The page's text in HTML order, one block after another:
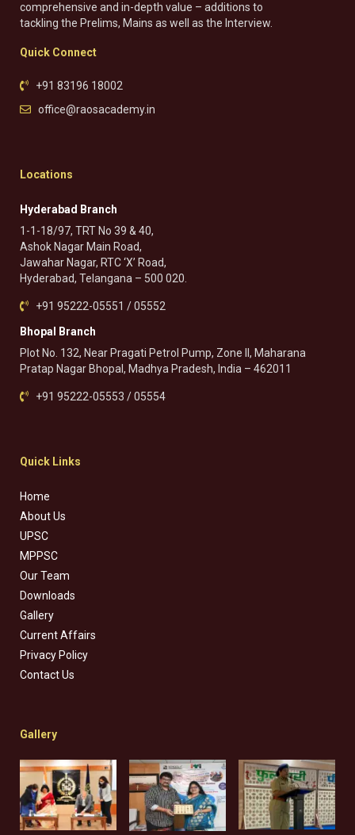
comprehensive and in-depth value – additions to
tackling the Prelims, Mains as well as the Interview.
Quick Connect
+91 83196 18002
office@raosacademy.in
Locations
Hyderabad Branch
1-1-18/97, TRT No 39 & 40,
Ashok Nagar Main Road,
Jawahar Nagar, RTC ‘X’ Road,
Hyderabad, Telangana – 500 020.
+91 95222-05551 / 05552
Bhopal Branch
Plot No. 132, Near Pragati Petrol Pump, Zone II, Maharana
Pratap Nagar Bhopal, Madhya Pradesh, India – 462011
+91 95222-05553 / 05554
Quick Links
Home
About Us
UPSC
MPPSC
Our Team
Downloads
Gallery
Current Affairs
Privacy Policy
Contact Us
Gallery